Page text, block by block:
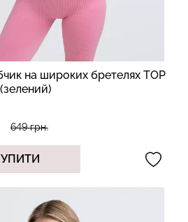
на широких бретелях TOP
649 грн.